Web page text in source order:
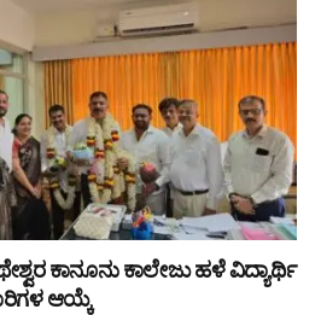
ಕಾನೂನು ಕಾಲೇಜು ಹಳೆ ವಿದ್ಯಾರ್ಥಿ
ಆಯ್ಕೆ